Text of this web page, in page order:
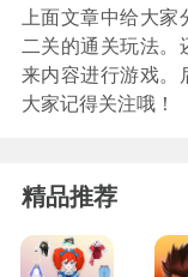
上面文章中给大
二关的通关玩法
来内容进行游戏。
大家记得关注哦！
精品推荐